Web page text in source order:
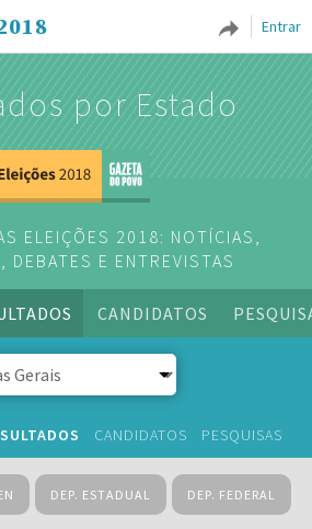
Entrar
por Estado
ELEIÇÕES 2018: NOTÍCIAS,
DEBATES E ENTREVISTAS
CANDIDATOS
CANDIDATOS PESQUISAS
DEP. ESTADUAL DEP. FEDERAL